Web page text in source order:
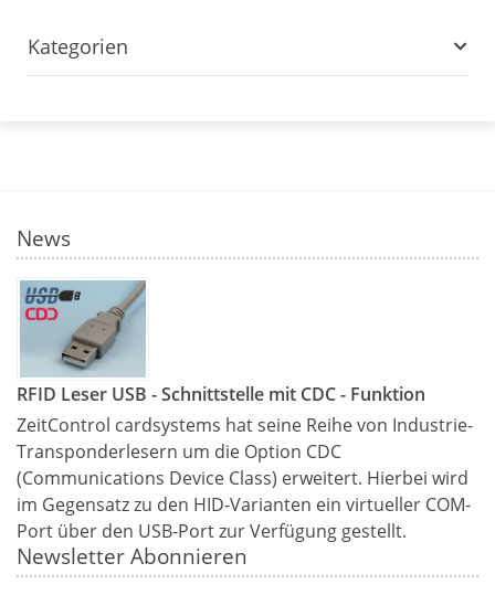
Kategorien
News
RFID Leser USB - Schnittstelle mit CDC - Funktion
ZeitControl cardsystems hat seine Reihe von Industrie-
Transponderlesern um die Option CDC
(Communications Device Class) erweitert. Hierbei wird
im Gegensatz zu den HID-Varianten ein virtueller COM-
Port über den USB-Port zur Verfügung gestellt.
Newsletter Abonnieren